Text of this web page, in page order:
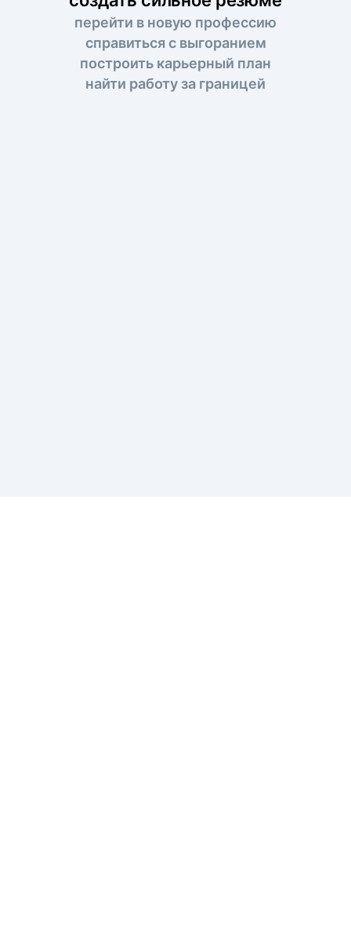
перейти в новую профессию
справиться с выгоранием
построить карьерный план
найти работу за границей